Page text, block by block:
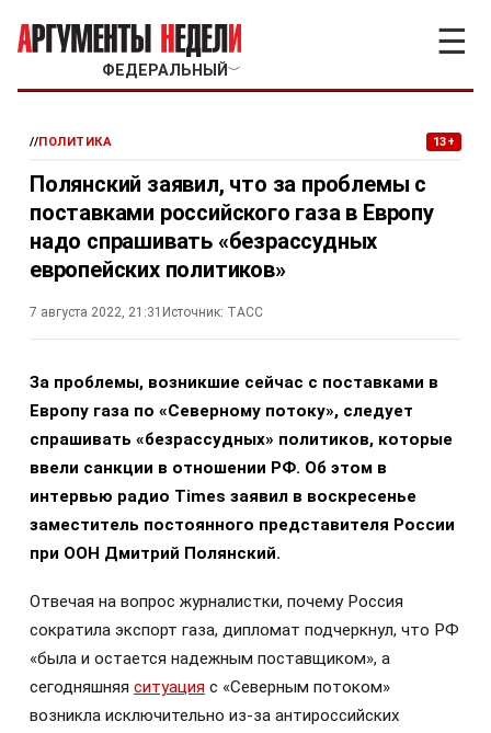
ФЕДЕРАЛЬНЫЙ ﹀
☰
//ПОЛИТИКА 13+
Полянский заявил, что за проблемы с
поставками российского газа в Европу
надо спрашивать «безрассудных
европейских политиков»
7 августа 2022, 21:31 Источник: ТАСС
За проблемы, возникшие сейчас с поставками в
Европу газа по «Северному потоку», следует
спрашивать «безрассудных» политиков, которые
ввели санкции в отношении РФ. Об этом в
интервью радио Times заявил в воскресенье
заместитель постоянного представителя России
при ООН Дмитрий Полянский.
Отвечая на вопрос журналистки, почему Россия
сократила экспорт газа, дипломат подчеркнул, что РФ
«была и остается надежным поставщиком», а
сегодняшняя ситуация с «Северным потоком»
возникла исключительно из-за антироссийских